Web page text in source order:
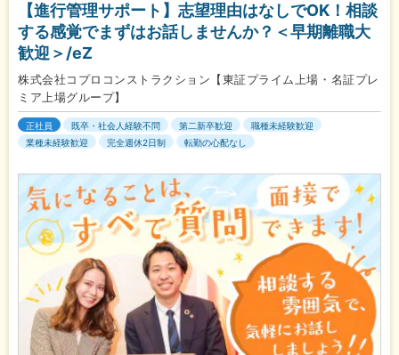
【進行管理サポート】志望理由はなしでOK！相談
する感覚でまずはお話しませんか？＜早期離職大
歓迎＞/eZ
株式会社コプロコンストラクション【東証プライム上場・名証プレ
ミア上場グループ】
正社員 既卒・社会人経験不問 第二新卒歓迎
職種未経験歓迎
業種未経験歓迎
完全週休2日制 転勤の心配なし